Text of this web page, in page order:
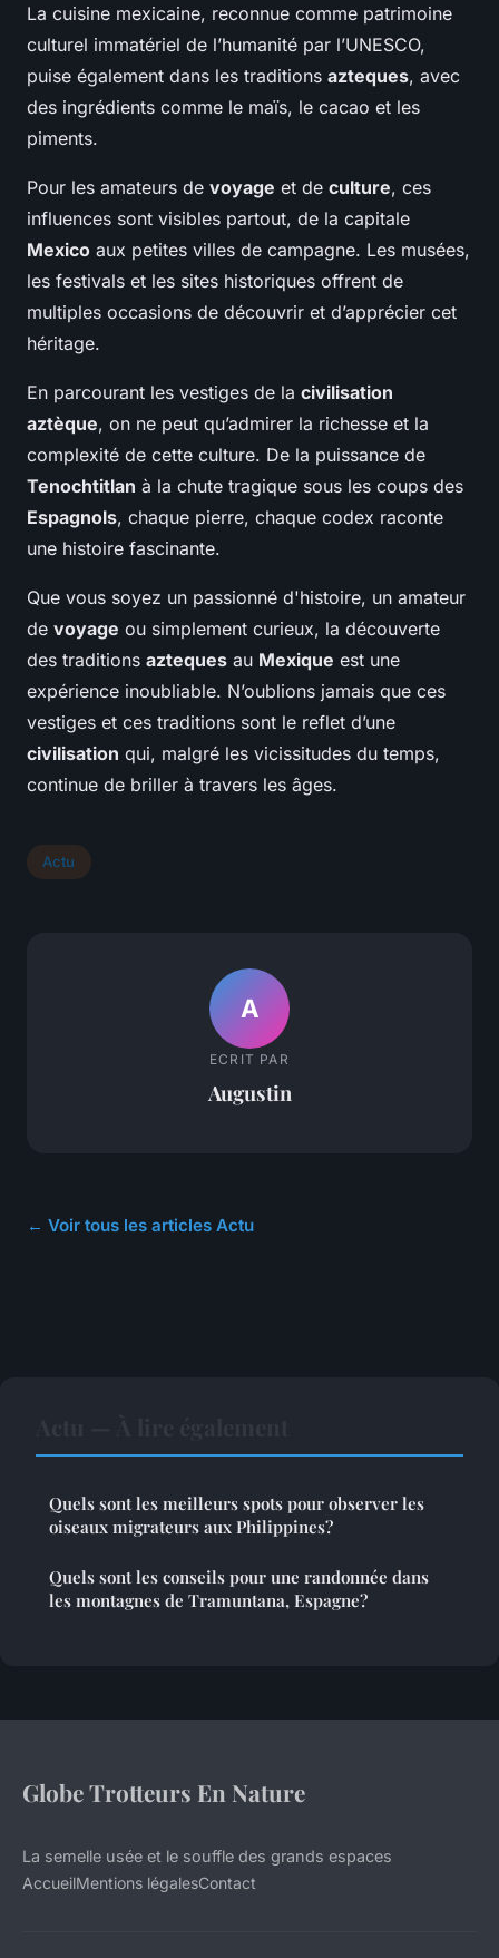
La cuisine mexicaine, reconnue comme patrimoine
culturel immatériel de l’humanité par l’UNESCO,
puise également dans les traditions azteques, avec
des ingrédients comme le maïs, le cacao et les
piments.
Pour les amateurs de voyage et de culture, ces
influences sont visibles partout, de la capitale
Mexico aux petites villes de campagne. Les musées,
les festivals et les sites historiques offrent de
multiples occasions de découvrir et d’apprécier cet
héritage.
En parcourant les vestiges de la civilisation
aztèque, on ne peut qu’admirer la richesse et la
complexité de cette culture. De la puissance de
Tenochtitlan à la chute tragique sous les coups des
Espagnols, chaque pierre, chaque codex raconte
une histoire fascinante.
Que vous soyez un passionné d'histoire, un amateur
de voyage ou simplement curieux, la découverte
des traditions azteques au Mexique est une
expérience inoubliable. N’oublions jamais que ces
vestiges et ces traditions sont le reflet d’une
civilisation qui, malgré les vicissitudes du temps,
continue de briller à travers les âges.
Actu
A
ECRIT PAR
Augustin
← Voir tous les articles Actu
Quels sont les meilleurs spots pour observer les
oiseaux migrateurs aux Philippines?
Quels sont les conseils pour une randonnée dans
les montagnes de Tramuntana, Espagne?
Globe Trotteurs En Nature
La semelle usée et le souffle des grands espaces
AccueilMentions légalesContact